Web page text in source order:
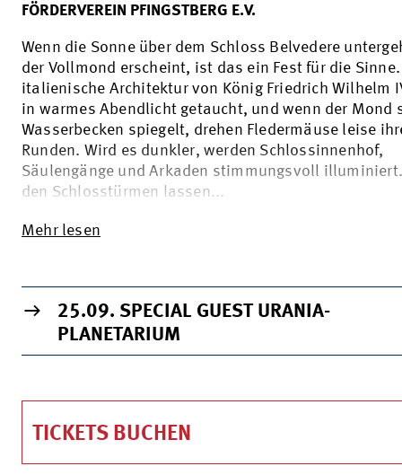
FÖRDERVEREIN PFINGSTBERG E.V.
Wenn die Sonne über dem Schloss Belvedere
der Vollmond erscheint, ist das ein Fest für die Sinne.
italienische Architektur von König Friedrich Wilhelm
in warmes Abendlicht getaucht, und wenn der Mond
Wasserbecken spiegelt, drehen Fledermäuse leise
Runden. Wird es dunkler, werden Schlossinnenhof,
Säulengänge und Arkaden stimmungsvoll
den Schlosstürmen lassen...
Mehr lesen
WICHTIGE INFORMATIONEN
25.09. SPECIAL GUEST URANIA-
PLANETARIUM
TICKETS BUCHEN